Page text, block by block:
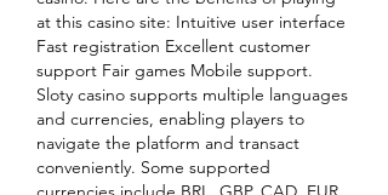
at this casino site: Intuitive user interface
Fast registration Excellent customer
support Fair games Mobile support.
Sloty casino supports multiple languages
and currencies, enabling players to
navigate the platform and transact
conveniently. Some supported